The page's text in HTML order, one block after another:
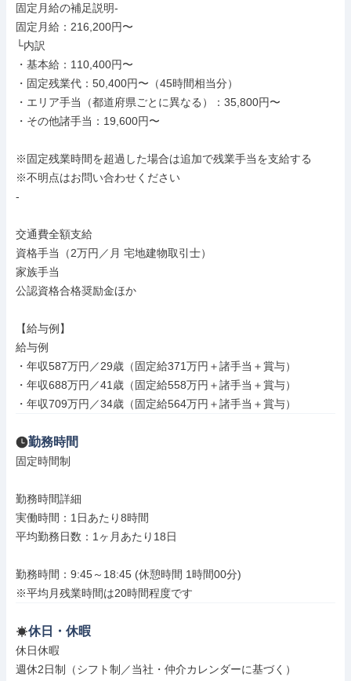
固定月給の補足説明-
固定月給：216,200円〜
└内訳
・基本給：110,400円〜
・固定残業代：50,400円〜（45時間相当分）
・エリア手当（都道府県ごとに異なる）：35,800円〜
・その他諸手当：19,600円〜
※固定残業時間を超過した場合は追加で残業手当を支給する
※不明点はお問い合わせください
-
交通費全額支給
資格手当（2万円／月 宅地建物取引士）
家族手当
公認資格合格奨励金ほか
【給与例】
給与例
・年収587万円／29歳（固定給371万円＋諸手当＋賞与）
・年収688万円／41歳（固定給558万円＋諸手当＋賞与）
・年収709万円／34歳（固定給564万円＋諸手当＋賞与）
勤務時間
固定時間制
勤務時間詳細
実働時間：1日あたり8時間
平均勤務日数：1ヶ月あたり18日
勤務時間：9:45～18:45 (休憩時間 1時間00分)
※平均月残業時間は20時間程度です
休日・休暇
休日休暇
週休2日制（シフト制／当社・仲介カレンダーに基づく）